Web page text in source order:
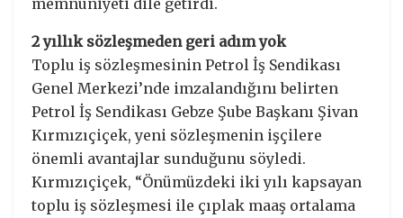
2 yıllık sözleşmeden geri adım yok
Toplu iş sözleşmesinin Petrol İş Sendikası
Genel Merkezi’nde imzalandığını belirten
Petrol İş Sendikası Gebze Şube Başkanı Şivan
Kırmızıçiçek, yeni sözleşmenin işçilere
önemli avantajlar sunduğunu söyledi.
Kırmızıçiçek, “Önümüzdeki iki yılı kapsayan
toplu iş sözleşmesi ile çıplak maaş ortalama